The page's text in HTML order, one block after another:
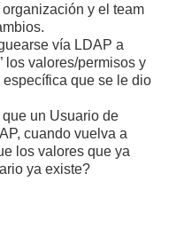
y el team
vía LDAP a
los valores/permisos y
que se le dio
un Usuario de
cuando vuelva a
los valores que ya
ya existe?